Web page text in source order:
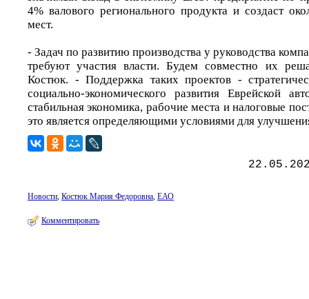
4% валового регионального продукта и создаст
мест.
- Задач по развитию производства у руководства
требуют участия власти. Будем совместно их
Костюк. - Поддержка таких проектов -
социально-экономического развития Еврейской
стабильная экономика, рабочие места и налоговые
это является определяющими условиями для
Новости, Костюк Мария Федоровна, ЕАО
Комментировать